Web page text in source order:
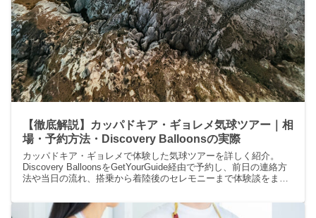
【徹底解説】カッパドキア・ギョレメ気球ツアー｜相
場・予約方法・Discovery Balloonsの実際
カッパドキア・ギョレメで体験した気球ツアーを詳しく紹介。
Discovery BalloonsをGetYourGuide経由で予約し、前日の連絡方
法や当日の流れ、搭乗から着陸後のセレモニーまで体験談をまと
意点も解説。